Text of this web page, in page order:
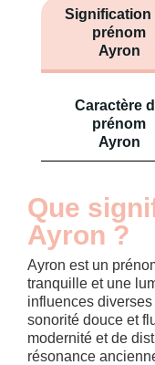
Signification
prénom
Ayron
Caractère
prénom
Ayron
Que
Ayron ?
Ayron est un
tranquille et une
influences
sonorité douce et
modernité et de
résonance